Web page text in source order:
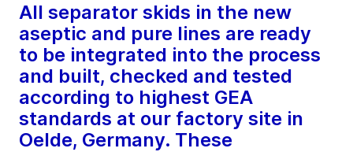
All separator skids in the new
aseptic and pure lines are ready
to be integrated into the process
and built, checked and tested
according to highest GEA
standards at our factory site in
Oelde, Germany. These